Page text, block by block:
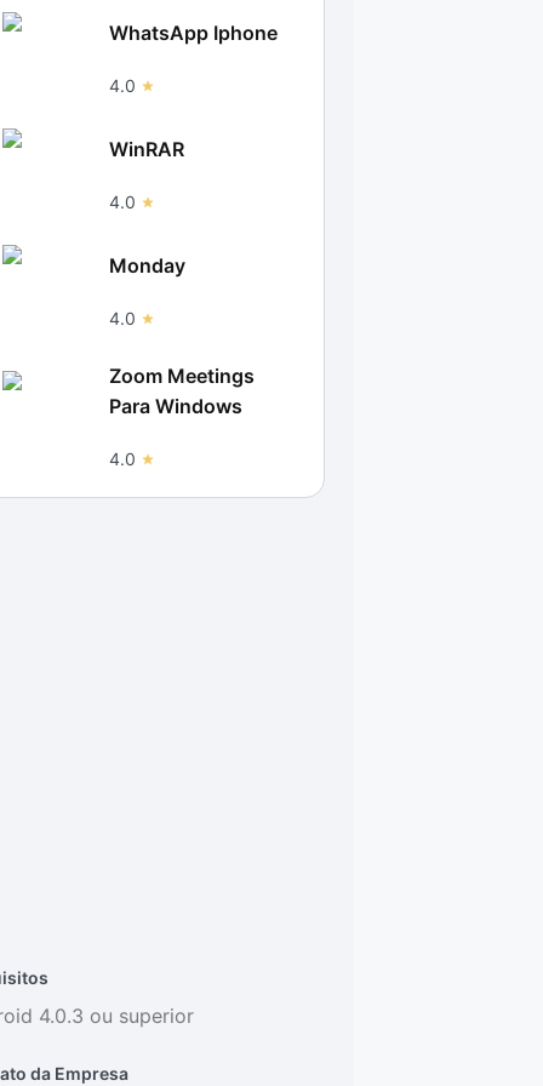
WhatsApp Iphone
4.0
WinRAR
4.0
Monday
4.0
Zoom Meetings
Para Windows
4.0
4.0.3 ou superior
da Empresa